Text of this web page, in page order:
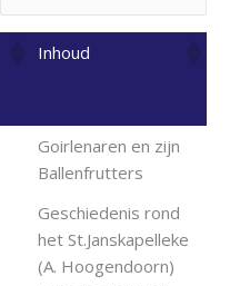
Inhoud
Goirlenaren en zijn
Ballenfrutters
Geschiedenis rond
het St.Janskapelleke
(A. Hoogendoorn)